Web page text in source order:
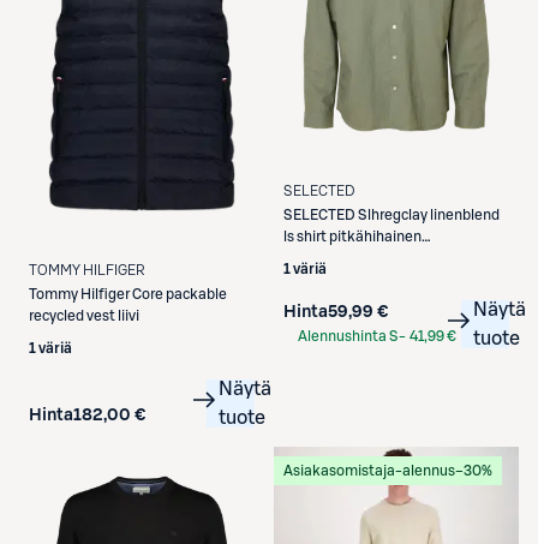
TOMMY HILFIGER
Tommy HilfigerCore packable
recycled vest liivi
1 väriä
Hinta182,00 €
Näytä
tuote
SELECTED
SELECTED Slhregclay linenblend
ls shirt pitkähihainen
1 väriä
Hinta59,99 €
Alennushinta S- 41,99 €
Näytä
tuote
Asiakasomistaja-alennus−30%